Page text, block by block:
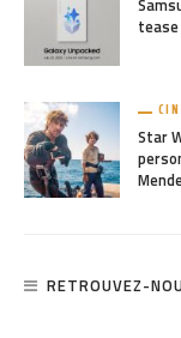
tease
Star
RETROUVEZ-